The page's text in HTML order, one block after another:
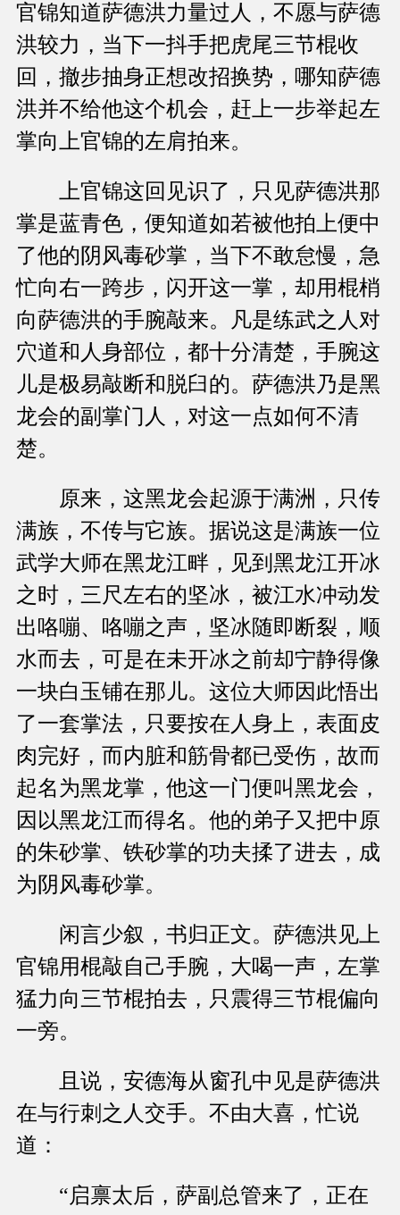
官锦知道萨德洪力量过人，不愿与萨德
洪较力，当下一抖手把虎尾三节棍收
回，撤步抽身正想改招换势，哪知萨德
洪并不给他这个机会，赶上一步举起左
掌向上官锦的左肩拍来。
上官锦这回见识了，只见萨德洪那
掌是蓝青色，便知道如若被他拍上便中
了他的阴风毒砂掌，当下不敢怠慢，急
忙向右一跨步，闪开这一掌，却用棍梢
向萨德洪的手腕敲来。凡是练武之人对
穴道和人身部位，都十分清楚，手腕这
儿是极易敲断和脱臼的。萨德洪乃是黑
龙会的副掌门人，对这一点如何不清
楚。
原来，这黑龙会起源于满洲，只传
满族，不传与它族。据说这是满族一位
武学大师在黑龙江畔，见到黑龙江开冰
之时，三尺左右的坚冰，被江水冲动发
出咯嘣、咯嘣之声，坚冰随即断裂，顺
水而去，可是在未开冰之前却宁静得像
一块白玉铺在那儿。这位大师因此悟出
了一套掌法，只要按在人身上，表面皮
肉完好，而内脏和筋骨都已受伤，故而
起名为黑龙掌，他这一门便叫黑龙会，
因以黑龙江而得名。他的弟子又把中原
的朱砂掌、铁砂掌的功夫揉了进去，成
为阴风毒砂掌。
闲言少叙，书归正文。萨德洪见上
官锦用棍敲自己手腕，大喝一声，左掌
猛力向三节棍拍去，只震得三节棍偏向
一旁。
且说，安德海从窗孔中见是萨德洪
在与行刺之人交手。不由大喜，忙说
道：
“启禀太后，萨副总管来了，正在